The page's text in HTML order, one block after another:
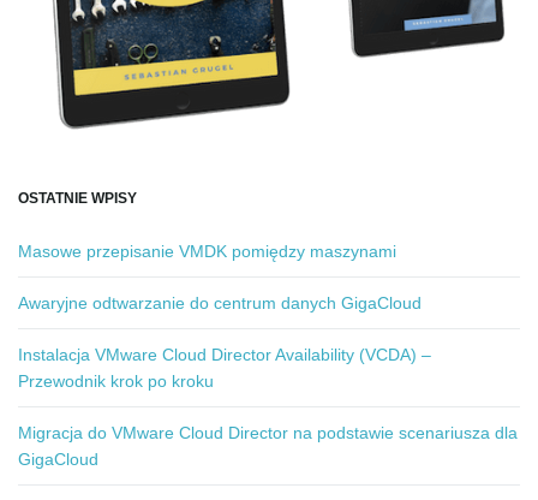
OSTATNIE WPISY
Masowe przepisanie VMDK pomiędzy maszynami
Awaryjne odtwarzanie do centrum danych GigaCloud
Instalacja VMware Cloud Director Availability (VCDA) –
Przewodnik krok po kroku
Migracja do VMware Cloud Director na podstawie scenariusza dla
GigaCloud